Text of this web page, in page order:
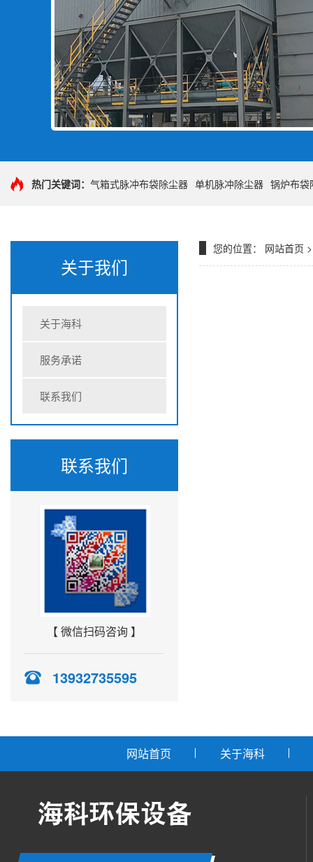
热门关键词： 气箱式脉冲布袋除尘器 单机脉冲除尘器 锅炉布袋
关于我们
关于海科
服务承诺
联系我们
联系我们
【 微信扫码咨询 】
13932735595
您的位置： 网站首页
网站首页 关于海科